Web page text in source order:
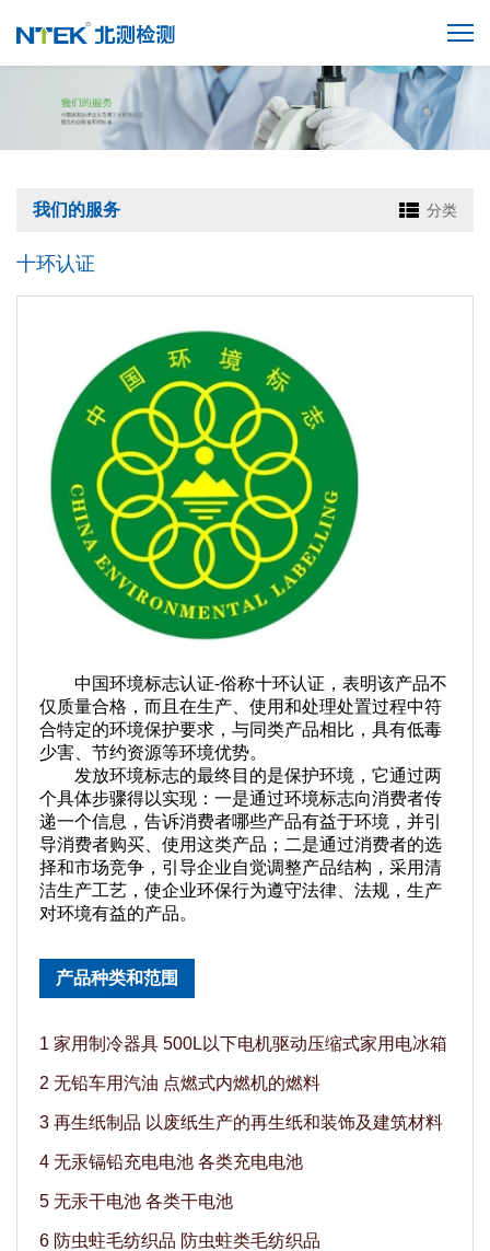
我们的服务 分类
十环认证
中国环境标志认证-俗称十环认证，表明该产品不
仅质量合格，而且在生产、使用和处理处置过程中符
合特定的环境保护要求，与同类产品相比，具有低毒
少害、节约资源等环境优势。
发放环境标志的最终目的是保护环境，它通过两
个具体步骤得以实现：一是通过环境标志向消费者传
递一个信息，告诉消费者哪些产品有益于环境，并引
导消费者购买、使用这类产品；二是通过消费者的选
择和市场竞争，引导企业自觉调整产品结构，采用清
洁生产工艺，使企业环保行为遵守法律、法规，生产
对环境有益的产品。
产品种类和范围
1 家用制冷器具 500L以下电机驱动压缩式家用电冰箱
2 无铅车用汽油 点燃式内燃机的燃料
3 再生纸制品 以废纸生产的再生纸和装饰及建筑材料
4 无汞镉铅充电电池 各类充电电池
5 无汞干电池 各类干电池
6 防虫蛀毛纺织品 防虫蛀类毛纺织品